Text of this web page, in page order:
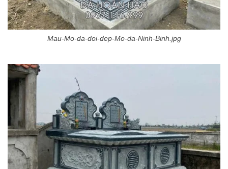
Mau-Mo-da-doi-dep-Mo-da-Ninh-Binh.jpg